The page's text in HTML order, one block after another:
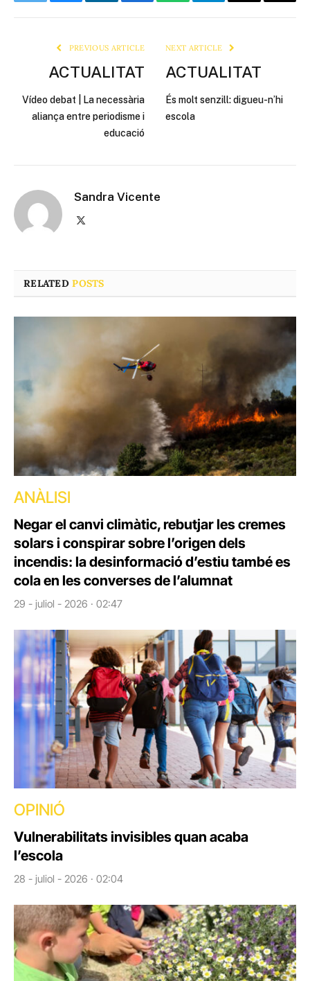
PREVIOUS ARTICLE
ACTUALITAT
Vídeo debat | La necessària
aliança entre periodisme i
educació
NEXT ARTICLE
ACTUALITAT
És molt senzill: digueu-n’hi
escola
Sandra Vicente
RELATEDPOSTS
ANÀLISI
Negar el canvi climàtic, rebutjar les cremes
solars i conspirar sobre l’origen dels
incendis: la desinformació d’estiu també es
cola en les converses de l’alumnat
29 - juliol - 2026 · 02:47
OPINIÓ
Vulnerabilitats invisibles quan acaba
l’escola
28 - juliol - 2026 · 02:04